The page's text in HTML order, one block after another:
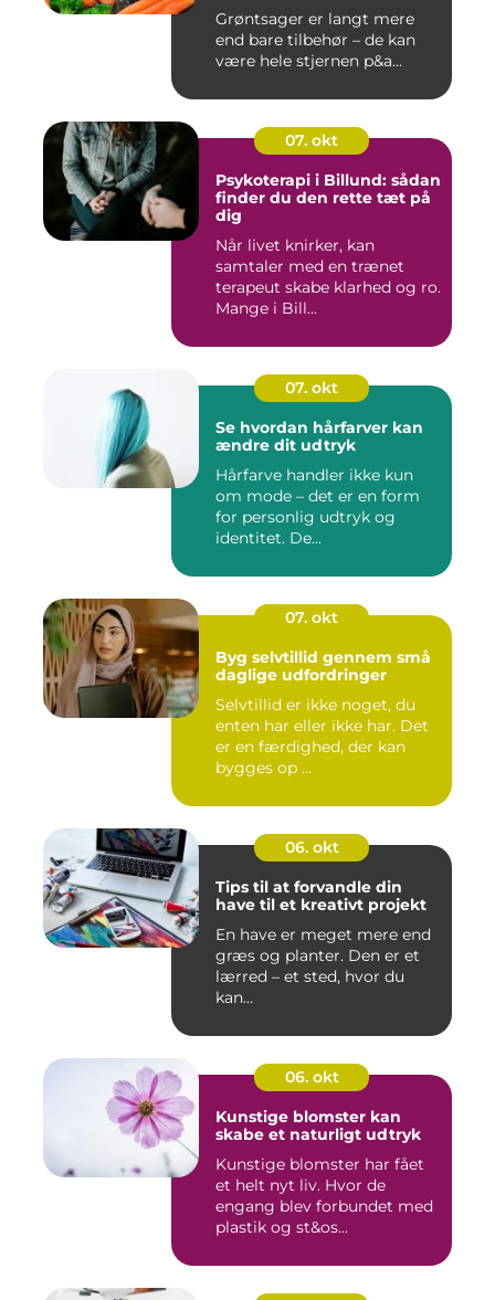
Grøntsager er langt mere
end bare tilbehør – de kan
være hele stjernen p&a...
07. okt
Psykoterapi i Billund: sådan
finder du den rette tæt på
dig
Når livet knirker, kan
samtaler med en trænet
terapeut skabe klarhed og ro.
Mange i Bill...
07. okt
Se hvordan hårfarver kan
ændre dit udtryk
Hårfarve handler ikke kun
om mode – det er en form
for personlig udtryk og
identitet. De...
07. okt
Byg selvtillid gennem små
daglige udfordringer
Selvtillid er ikke noget, du
enten har eller ikke har. Det
er en færdighed, der kan
bygges op ...
06. okt
Tips til at forvandle din
have til et kreativt projekt
En have er meget mere end
græs og planter. Den er et
lærred – et sted, hvor du
kan...
06. okt
Kunstige blomster kan
skabe et naturligt udtryk
Kunstige blomster har fået
et helt nyt liv. Hvor de
engang blev forbundet med
plastik og st&os...